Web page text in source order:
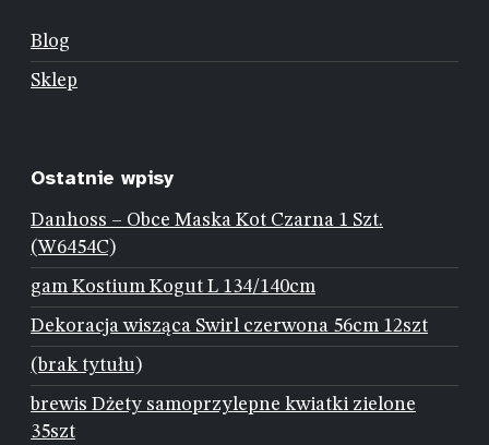
Blog
Sklep
Ostatnie wpisy
Danhoss – Obce Maska Kot Czarna 1 Szt.
(W6454C)
gam Kostium Kogut L 134/140cm
Dekoracja wisząca Swirl czerwona 56cm 12szt
(brak tytułu)
brewis Dżety samoprzylepne kwiatki zielone
35szt